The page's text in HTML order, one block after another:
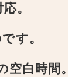
。
す。
空白時間。